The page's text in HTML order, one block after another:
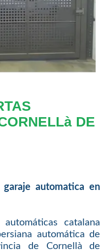
DE
automatica en
catalana
automática de
de Cornellà de